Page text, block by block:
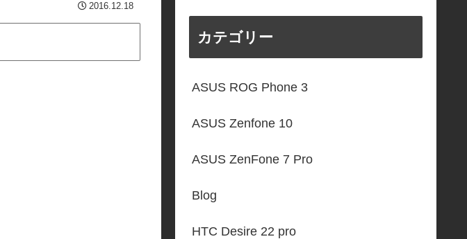
2016.12.18
カテゴリー
ASUS ROG Phone 3
ASUS Zenfone 10
ASUS ZenFone 7 Pro
Blog
HTC Desire 22 pro